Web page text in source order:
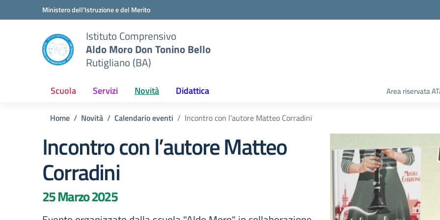
Vai ai contenuti
Vai al menu di navigazioneMinistero dell'Istruzione e del Merito
Istituto Comprensivo
Aldo Moro Don Tonino Bello
Rutigliano (BA)
Scuola Servizi Novità Didattica Area riservata
Home Novità Calendario eventi Incontro con l’autore Matteo Corradini
Incontro con l’autore Matteo
Corradini
25 Marzo 2025